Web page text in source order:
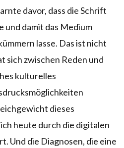
davor, dass die Schrift
und damit das Medium
lasse. Das ist nicht
sich zwischen Reden und
kulturelles
dieses
heute durch die digitalen
Und die Diagnosen, die eine